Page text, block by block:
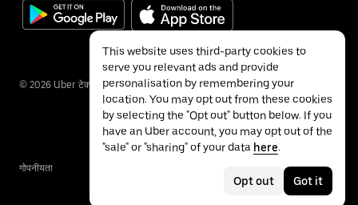
© 2026 Uber टेक्नॉलॉजीज इंक.
गोपनीयता
This website uses third-party cookies to
serve you relevant ads and provide
personalisation by remembering your
location. You may opt out from these cookies
by selecting the "Opt out" button below. If you
have an Uber account, you may opt out of the
"sale" or "sharing" of your data here.
Opt out Got it